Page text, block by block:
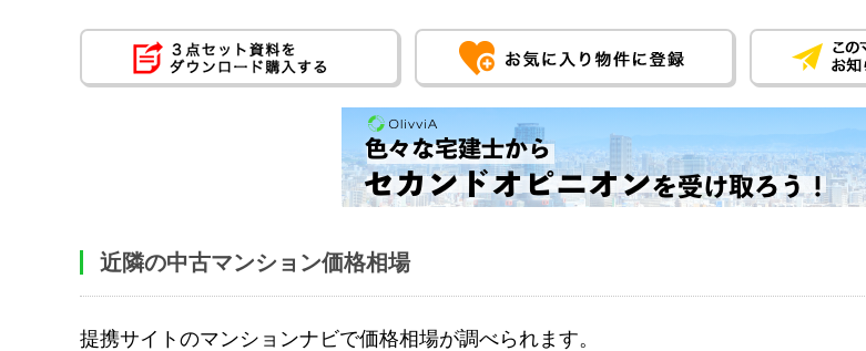
近隣の中古マンション価格相場
提携サイトのマンションナビで価格相場が調べられます。